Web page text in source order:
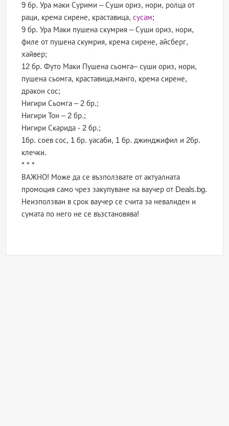
9 бр. Ура маки Сурими – Суши ориз, нори, ролца от
раци, крема сирене, краставица,сусам;
9 бр. Ура Маки пушена скумрия – Суши ориз, нори,
филе от пушена скумрия, крема сирене, айсберг,
хайвер;
12 бр. Футо Маки Пушена сьомга– суши ориз, нори,
пушена сьомга, краставица,манго, крема сирене,
дракон сос;
Нигири Сьомга – 2 бр.;
Нигири Тон – 2 бр.;
Нигири Скарида - 2 бр.;
1бр. соев сос, 1 бр. уасаби, 1 бр. джинджифил и 2бр.
клечки.
* * *
ВАЖНО! Може да се възползвате от актуалната
промоция само чрез закупуване на ваучер от Deals.bg.
Неизползван в срок ваучер се счита за невалиден и
сумата по него не се възстановява!